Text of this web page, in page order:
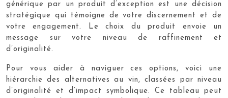
générique par un produit d’exception est une décision
stratégique qui témoigne de votre discernement et de
votre engagement. Le choix du produit envoie un
message sur votre niveau de raffinement et
d’originalité.
Pour vous aider à naviguer ces options, voici une
hiérarchie des alternatives au vin, classées par niveau
d’originalité et d’impact symbolique. Ce tableau peut